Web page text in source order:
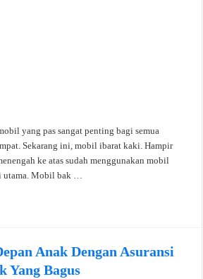
yang pas sangat penting bagi semua
Sekarang ini, mobil ibarat kaki. Hampir
ke atas sudah menggunakan mobil
utama. Mobil bak …
Anak Dengan Asuransi
Yang Bagus